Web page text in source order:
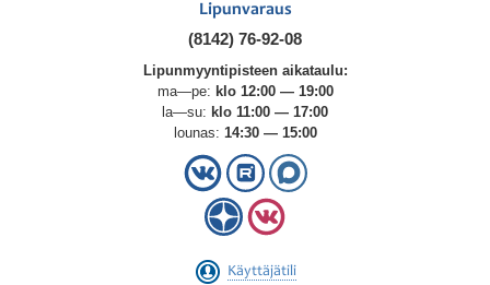
Lipunvaraus
(8142) 76-92-08
Lipunmyyntipisteen aikataulu:
ma—pe: klo 12:00 — 19:00
la—su: klo 11:00 — 17:00
lounas: 14:30 — 15:00
Käyttäjätili